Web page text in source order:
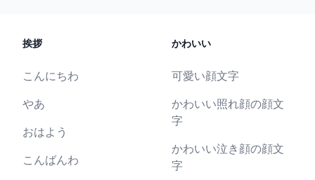
挨拶
こんにちわ
やあ
おはよう
こんばんわ
かわいい
可愛い顔文字
かわいい照れ顔の顔文
字
かわいい泣き顔の顔文
字